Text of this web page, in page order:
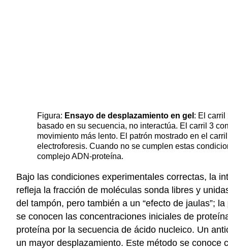
Figura: Ensayo de desplazamiento en gel : El carril
basado en su secuencia, no interactúa. El carril 3
movimiento más lento. El patrón mostrado en el
electroforesis. Cuando no se cumplen estas
complejo ADN-proteína.
Bajo las condiciones experimentales correctas, la
refleja la fracción de moléculas sonda libres y
del tampón, pero también a un “efecto de jaulas”;
se conocen las concentraciones iniciales de
proteína por la secuencia de ácido nucleico. Un
un mayor desplazamiento. Este método se